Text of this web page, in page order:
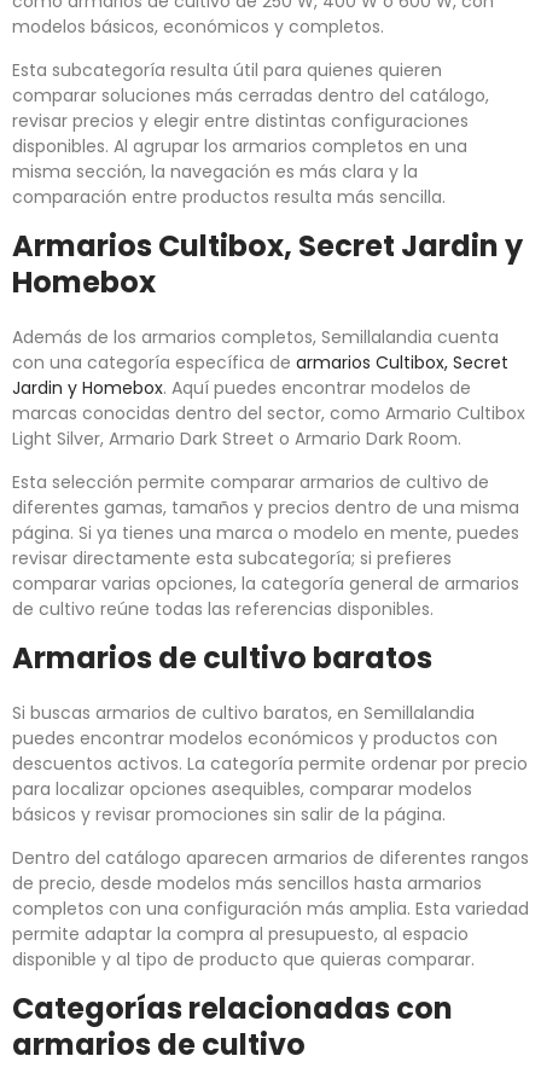
modelos básicos, económicos y completos.
Esta subcategoría resulta útil para quienes quieren
comparar soluciones más cerradas dentro del catálogo,
revisar precios y elegir entre distintas configuraciones
disponibles. Al agrupar los armarios completos en una
misma sección, la navegación es más clara y la
comparación entre productos resulta más sencilla.
Armarios Cultibox, Secret Jardin y
Homebox
Además de los armarios completos, Semillalandia cuenta
con una categoría específica de armarios Cultibox, Secret
Jardin y Homebox. Aquí puedes encontrar modelos de
marcas conocidas dentro del sector, como Armario Cultibox
Light Silver, Armario Dark Street o Armario Dark Room.
Esta selección permite comparar armarios de cultivo de
diferentes gamas, tamaños y precios dentro de una misma
página. Si ya tienes una marca o modelo en mente, puedes
revisar directamente esta subcategoría; si prefieres
comparar varias opciones, la categoría general de armarios
de cultivo reúne todas las referencias disponibles.
Armarios de cultivo baratos
Si buscas armarios de cultivo baratos, en Semillalandia
puedes encontrar modelos económicos y productos con
descuentos activos. La categoría permite ordenar por precio
para localizar opciones asequibles, comparar modelos
básicos y revisar promociones sin salir de la página.
Dentro del catálogo aparecen armarios de diferentes rangos
de precio, desde modelos más sencillos hasta armarios
completos con una configuración más amplia. Esta variedad
permite adaptar la compra al presupuesto, al espacio
disponible y al tipo de producto que quieras comparar.
Categorías relacionadas con
armarios de cultivo